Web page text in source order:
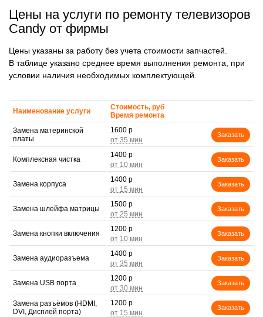
Цены на услуги по ремонту телевизоров
Candy от фирмы
Цены указаны за работу без учета стоимости запчастей.
В таблице указано среднее время выполнения ремонта, при
условии наличия необходимых комплектующей.
Наименование услуги
Стоимость, руб
Время ремонта
Замена материнской
платы
1600 р
Заказать
Комплексная чистка
1400 р
Заказать
Замена корпуса
1400 р
Заказать
Замена шлейфа матрицы
1500 р
Заказать
Замена кнопки включения
1200 р
Заказать
Замена аудиоразъема
1400 р
Заказать
Замена USB порта
1200 р
Заказать
Замена разъёмов (HDMI,
DVI, Дисплей порта)
1200 р
Заказать